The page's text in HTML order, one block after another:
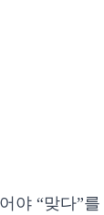
야 “맞다”